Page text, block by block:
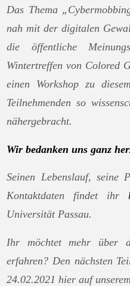
Das Thema
nah mit der digitalen
die öffentliche
Wintertreffen von Colored
einen Workshop zu
Teilnehmenden so
nähergebracht.
Wir bedanken uns ganz
Seinen Lebenslauf, seine
Kontaktdaten findet ihr
Universität Passau.
Ihr möchtet mehr über
erfahren? Den nächsten
24.02.2021 hier auf